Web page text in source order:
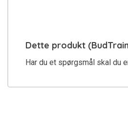
Dette produkt
Har du et spørgsmål skal du